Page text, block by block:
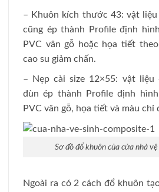
– Khuôn kích thước 43: vật
cũng ép thành Profile định
PVC vân gỗ hoặc họa tiết
cao su giảm chấn.
– Nẹp cài size 12×55: vật liệu
đùn ép thành Profile định
PVC vân gỗ, họa tiết và màu chỉ
Sơ đồ đổ khuôn của cửa nhà
Ngoài ra có 2 cách đổ khuôn